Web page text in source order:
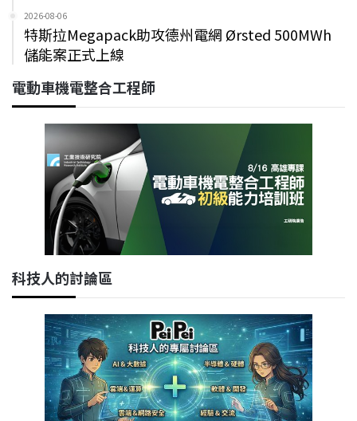
2026-08-06
特斯拉Megapack助攻德州電網 Ørsted 500MWh
儲能案正式上線
電動車機電整合工程師
科技人的討論區